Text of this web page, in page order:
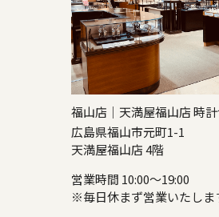
福山店｜天満屋福山店 時
広島県福山市元町1-1
天満屋福山店 4階
営業時間 10:00～19:00
※毎日休まず営業いたしま